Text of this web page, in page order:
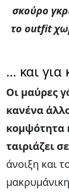
σκούρο
το outfit
… και για
Οι μαύρες
κανένα
κομψότητα
ταιριάζει
άνοιξη και